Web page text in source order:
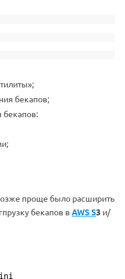
бекапов;
бекапов:
проще было расширить
бекапов в AWS S3 и/